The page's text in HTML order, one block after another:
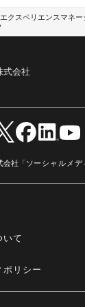
エクスペリエンスマネー
式会社
会社「ソーシャルメデ
いて
ポリシー